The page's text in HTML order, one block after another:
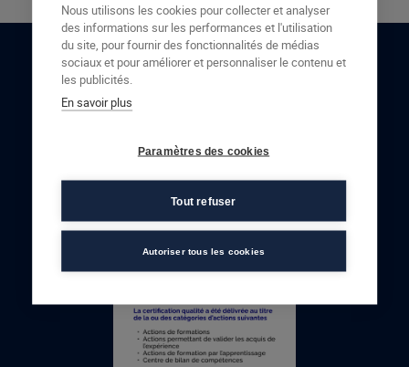
RESTONS EN CONTACT
Nous utilisons les cookies pour collecter et analyser
des informations sur les performances et l'utilisation
du site, pour fournir des fonctionnalités de médias
sociaux et pour améliorer et personnaliser le contenu et
les publicités.
En savoir plus
Paramètres des cookies
Tout refuser
Autoriser tous les cookies